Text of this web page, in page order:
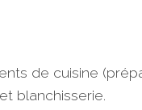
de cuisine
blanchisserie.